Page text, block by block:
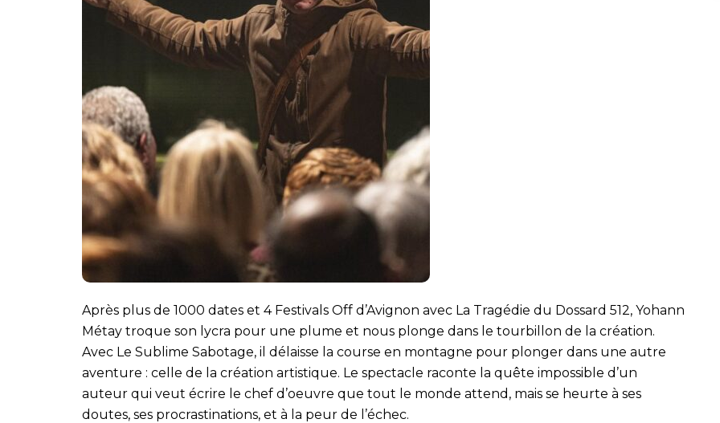
Après plus de 1000 dates et 4 Festivals Off d’Avignon avec La Tragédie du Dossard 512, Yohann
Métay troque son lycra pour une plume et nous plonge dans le tourbillon de la création.
Avec Le Sublime Sabotage, il délaisse la course en montagne pour plonger dans une autre
aventure : celle de la création artistique. Le spectacle raconte la quête impossible d’un
auteur qui veut écrire le chef d’oeuvre que tout le monde attend, mais se heurte à ses
doutes, ses procrastinations, et à la peur de l’échec.